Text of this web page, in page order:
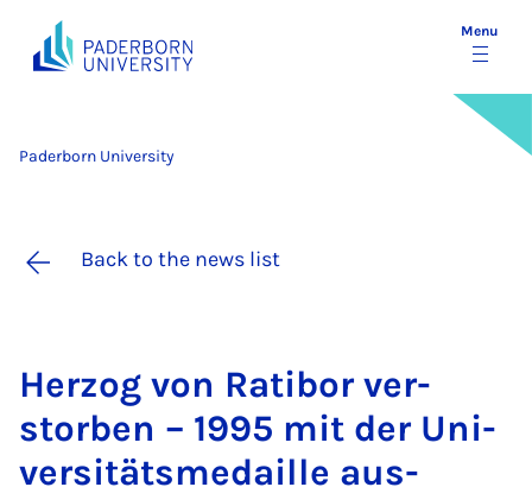
Menu
Paderborn University
Back to the news list
Herzog von Ratibor ver­
storben – 1995 mit der Uni­
versitätsmedaille aus­